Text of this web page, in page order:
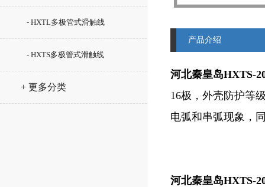
- HXTL多极管式滑触线
- HXTS多极管式滑触线
+ 更多分类
产品介绍
河北秦皇岛HXTS-
16极，外壳防护等
电弧和串弧现象，
河北秦皇岛HXTS-